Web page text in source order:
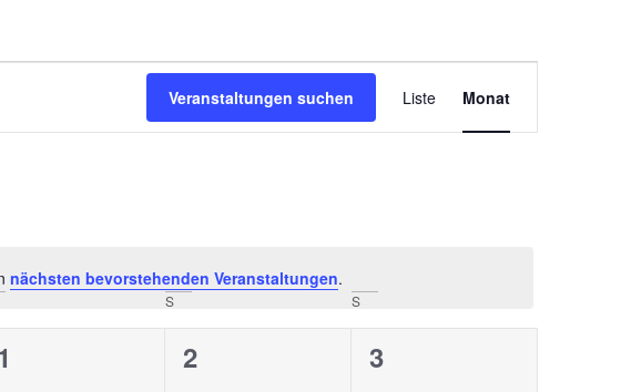
nächsten bevorstehenden Veranstaltungen.
Veranstaltungen suchen Liste Monat
S S
0
2
0
3